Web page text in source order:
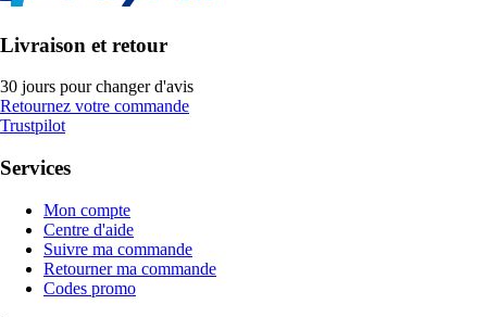
Livraison et retour
30 jours pour changer d'avis
Retournez votre commande
Trustpilot
Services
Mon compte
Centre d'aide
Suivre ma commande
Retourner ma commande
Codes promo